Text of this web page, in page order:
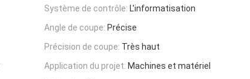
Système de contrôle: L'informatisation
Angle de coupe: Précise
Précision de coupe: Très haut
Application du projet: Machines et matériel